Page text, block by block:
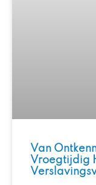
Van
Vroegtijdig